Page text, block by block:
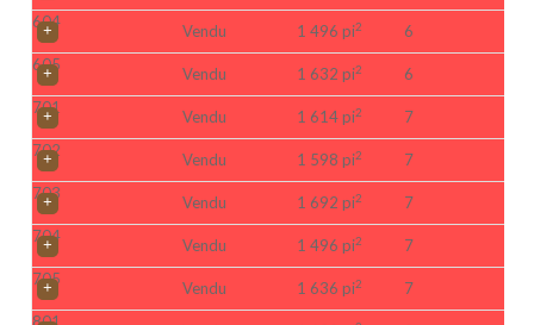
604
Vendu 1 496 pi2
6
605
Vendu 1 632 pi2
6
701
Vendu 1 614 pi2
7
702
Vendu 1 598 pi2
7
703
Vendu 1 692 pi2
7
704
Vendu 1 496 pi2
7
705
Vendu 1 636 pi2
7